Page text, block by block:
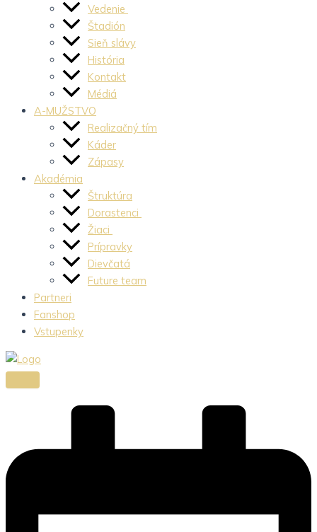
Vedenie
Štadión
Sieň slávy
História
Kontakt
Médiá
A-MUŽSTVO
Realizačný tím
Káder
Zápasy
Akadémia
Štruktúra
Dorastenci
Žiaci
Prípravky
Dievčatá
Future team
Partneri
Fanshop
Vstupenky